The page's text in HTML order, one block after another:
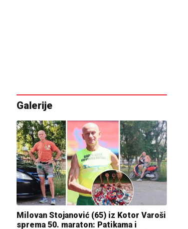
Galerije
Milovan Stojanović (65) iz Kotor Varoši
sprema 50. maraton: Patikama i